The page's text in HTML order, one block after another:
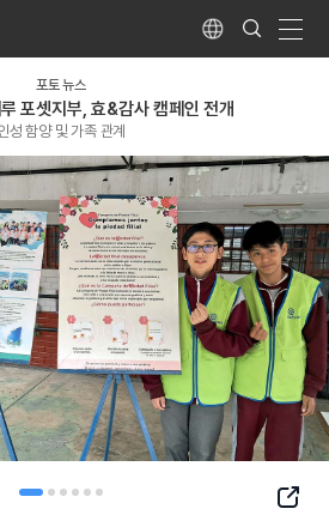
Language
Search
Submit
포토 뉴스
포셋지부, 효&감사 캠페인 전개
성 함양 및 가족 관계
SNS